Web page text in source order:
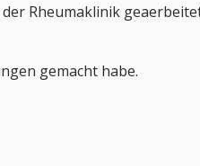
Rheumaklinik
gemacht habe.